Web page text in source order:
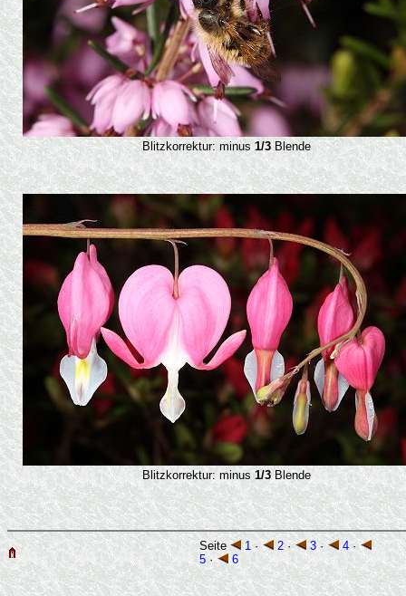
Blitzkorrektur: minus1/3 Blende
Blitzkorrektur: minus1/3 Blende
Seite 1· 2· 3· 4·
5 · 6